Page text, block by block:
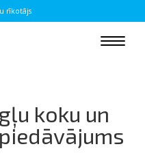
rīkotājs
Toggle
koku un